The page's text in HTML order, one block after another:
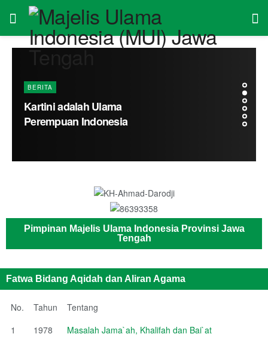
BERITA
Kartini adalah Ulama
Perempuan Indonesia
Pimpinan Majelis Ulama Indonesia Provinsi Jawa
Tengah
Fatwa Bidang Aqidah dan Aliran Agama
No. Tahun
Tentang
1
1978
Masalah Jama`ah, Khalifah dan Bai`at